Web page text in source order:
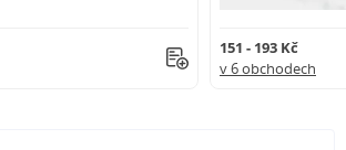
151 - 193 Kč
v 6 obchodech